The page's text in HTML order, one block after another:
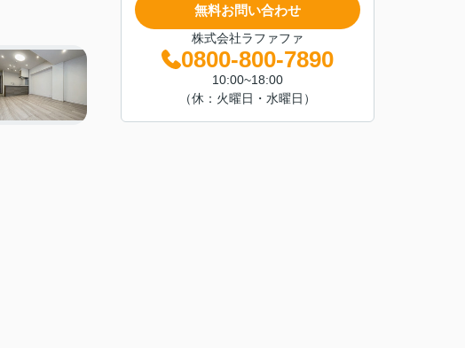
無料お問い合わせ
株式会社ラファファ
0800-800-7890
10:00~18:00
（休：火曜日・水曜日）